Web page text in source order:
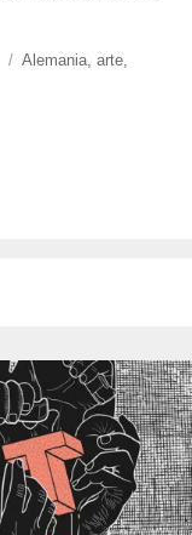
Etiquetas
Alemania ,arte